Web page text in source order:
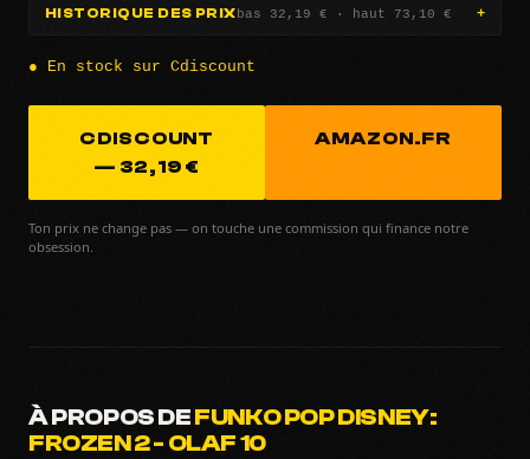
HISTORIQUE DES PRIXbas 32,19 € · haut 73,10 €
● En stock sur Cdiscount
CDISCOUNT
— 32,19 €
AMAZON.FR
Ton prix ne change pas — on touche une commission qui finance notre
obsession.
À PROPOS DEFUNKO POP DISNEY:
FROZEN 2 - OLAF 10